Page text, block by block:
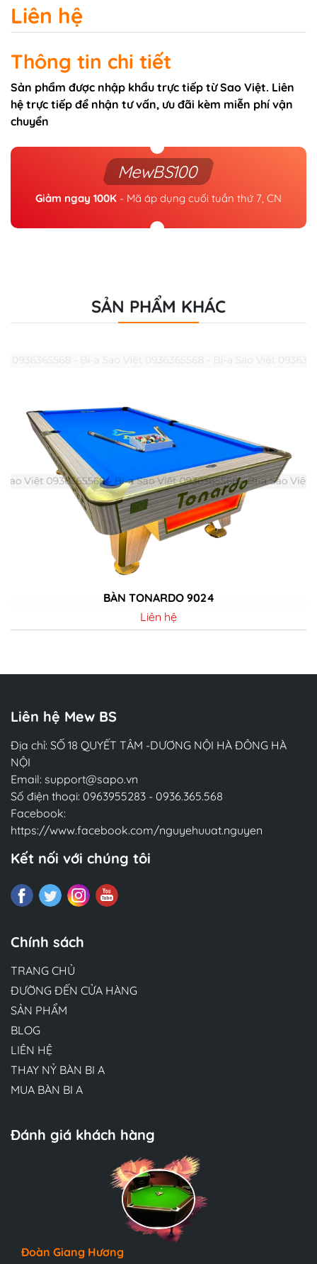
Liên hệ
Thông tin chi tiết
Sản phẩm được nhập khẩu trực tiếp từ Sao Việt. Liên
hệ trực tiếp để nhận tư vấn, ưu đãi kèm miễn phí vận
chuyển
MewBS100
Giảm ngay 100K - Mã áp dụng cuối tuần thứ 7, CN
SẢN PHẨM KHÁC
BÀN TONARDO 9024
Liên hệ
Liên hệ Mew BS
Địa chỉ: SỐ 18 QUYẾT TÂM -DƯƠNG NỘI HÀ ĐÔNG HÀ
NỘI
Email: support@sapo.vn
Số điện thoại: 0963955283 - 0936.365.568
Facebook:
https://www.facebook.com/nguyehuuat.nguyen
Kết nối với chúng tôi
Chính sách
TRANG CHỦ
ĐƯỜNG ĐẾN CỬA HÀNG
SẢN PHẨM
BLOG
LIÊN HỆ
THAY NỶ BÀN BI A
MUA BÀN BI A
Đánh giá khách hàng
Đội ngũ bác sĩ tại Mew Clinic rất chuyên nghiệp và
Đoàn Giang Hương
Ngọc Anh